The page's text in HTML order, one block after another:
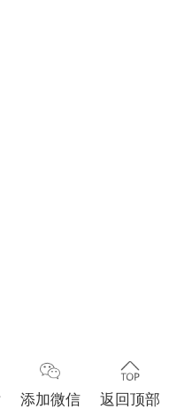
添加微信 返回顶部